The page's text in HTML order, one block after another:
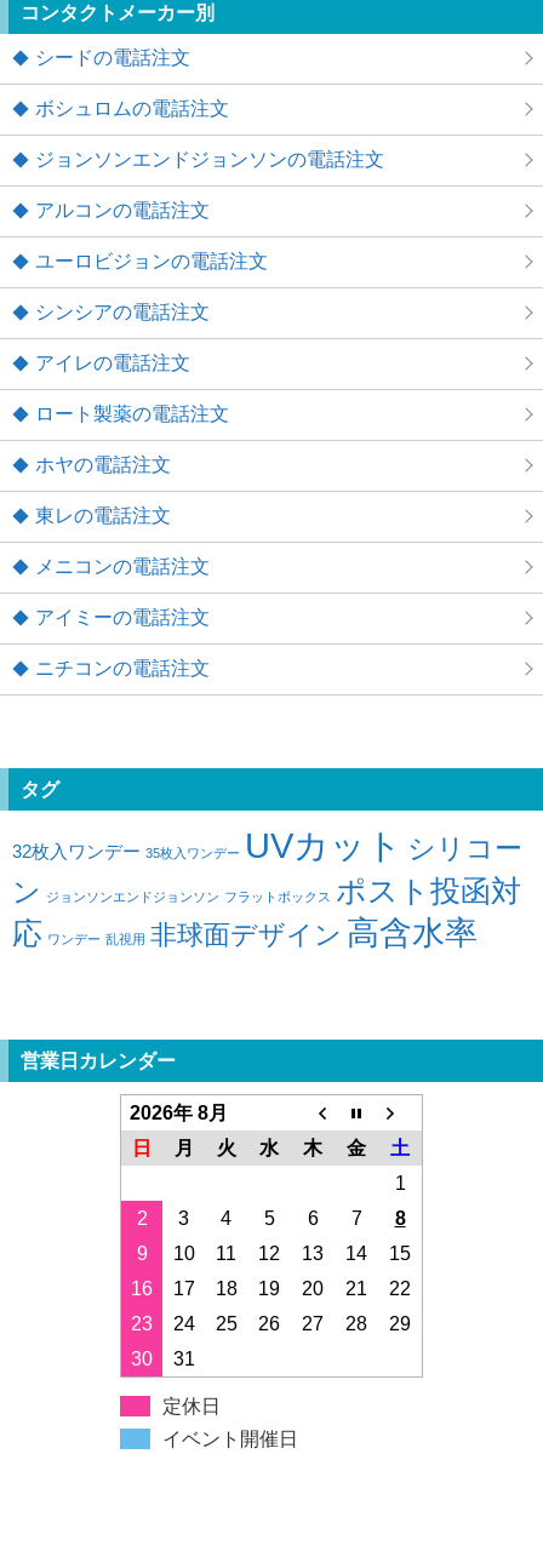
コンタクトメーカー別
シードの電話注文
ボシュロムの電話注文
ジョンソンエンドジョンソンの電話注文
アルコンの電話注文
ユーロビジョンの電話注文
シンシアの電話注文
アイレの電話注文
ロート製薬の電話注文
ホヤの電話注文
東レの電話注文
メニコンの電話注文
アイミーの電話注文
ニチコンの電話注文
タグ
32枚入ワンデー 35枚入ワンデー UVカット シリコー
ン
ジョンソンエンドジョンソン フラットボックス ポスト投函対
応 ワンデー 乱視用 非球面デザイン 高含水率
営業日カレンダー
2026年 8月
日
月 火 水 木 金
土
1
2
3 4 5 6 7
8
9
10 11 12 13 14
15
16
17 18 19 20 21
22
23
24 25 26 27 28
29
30
31
定休日
イベント開催日